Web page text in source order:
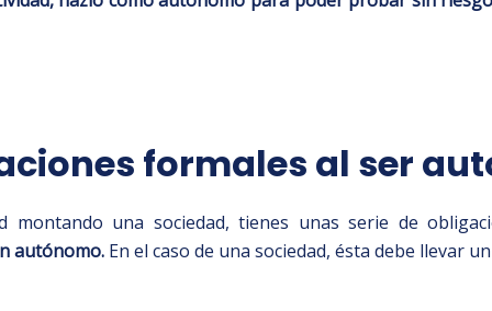
formales al ser
montando una sociedad, tienes unas serie de
autónomo. En el caso de una sociedad, ésta debe llevar